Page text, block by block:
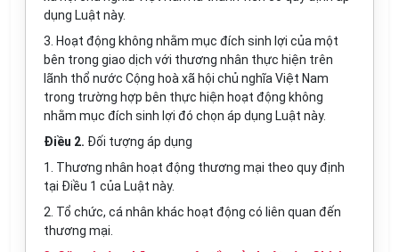
dụng Luật này.
3. Hoạt động không nhằm mục đích sinh lợi của một
bên trong giao dịch với thương nhân thực hiện trên
lãnh thổ nước Cộng hoà xã hội chủ nghĩa Việt Nam
trong trường hợp bên thực hiện hoạt động không
nhằm mục đích sinh lợi đó chọn áp dụng Luật này.
Điều 2. Đối tượng áp dụng
1. Thương nhân hoạt động thương mại theo quy định
tại Điều 1 của Luật này.
2. Tổ chức, cá nhân khác hoạt động có liên quan đến
thương mại.